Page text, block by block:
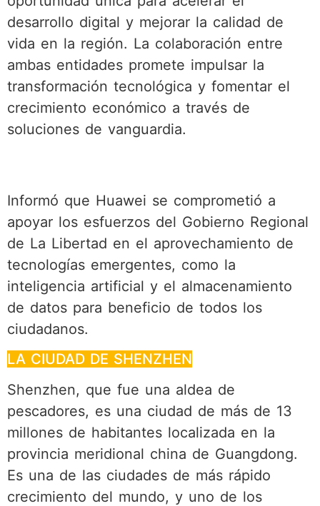
desarrollo digital y mejorar la calidad de
vida en la región. La colaboración entre
ambas entidades promete impulsar la
transformación tecnológica y fomentar el
crecimiento económico a través de
soluciones de vanguardia.
Informó que Huawei se comprometió a
apoyar los esfuerzos del Gobierno Regional
de La Libertad en el aprovechamiento de
tecnologías emergentes, como la
inteligencia artificial y el almacenamiento
de datos para beneficio de todos los
ciudadanos.
LA CIUDAD DE SHENZHEN
Shenzhen, que fue una aldea de
pescadores, es una ciudad de más de 13
millones de habitantes localizada en la
provincia meridional china de Guangdong.
Es una de las ciudades de más rápido
crecimiento del mundo, y uno de los